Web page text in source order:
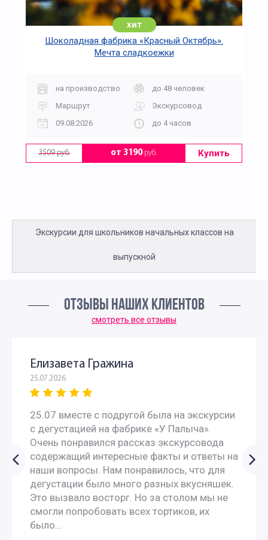
хит
Шоколадная фабрика «Красный Октябрь».
Мечта сладкоежки
на производство
до 48 человек
Маршрут
Экскурсовод
09.08.2026
до 4 часов
3509 руб. от 3190руб. Купить
Экскурсии для школьников начальных классов на
выпускной
ОТЗЫВЫ НАШИХ КЛИЕНТОВ
смотреть все отзывы
Елизавета Гражина
25.07.2026
25.07 вместе с подругой была на экскурсии
с дегустацией на фабрике «У Палыча».
Очень понравился рассказ экскурсовода
содержащий интересные факты и ответы на
наши вопросы. Нам понравилось, что для
дегустации было много разных вкусняшек.
Это вызвало восторг. Но за столом мы не
смогли попробовать всех тортиков, их
было...